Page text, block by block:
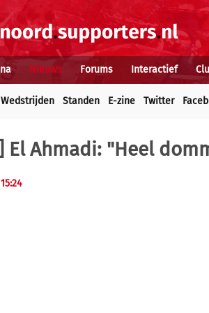
Nieuws Forums Interactief
Wedstrijden Standen E-zine Twitter
El Ahmadi: "Heel